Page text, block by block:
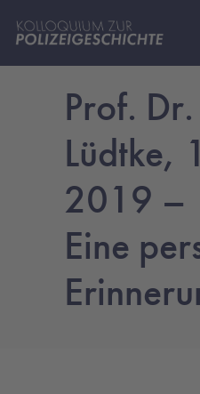
Prof.
Lüdtke,
2019 –
Eine